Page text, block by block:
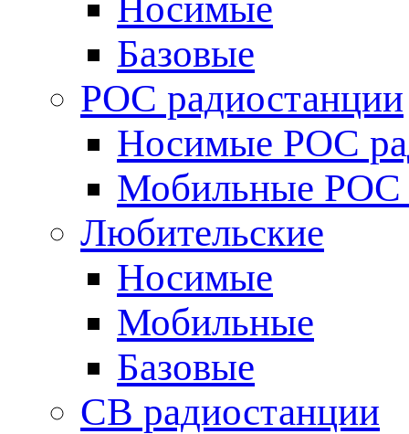
Носимые
Базовые
POC радиостанции
Носимые POC
Мобильные POC
Любительские
Носимые
Мобильные
Базовые
CB радиостанции